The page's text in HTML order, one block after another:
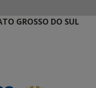
GROSSO DO SUL